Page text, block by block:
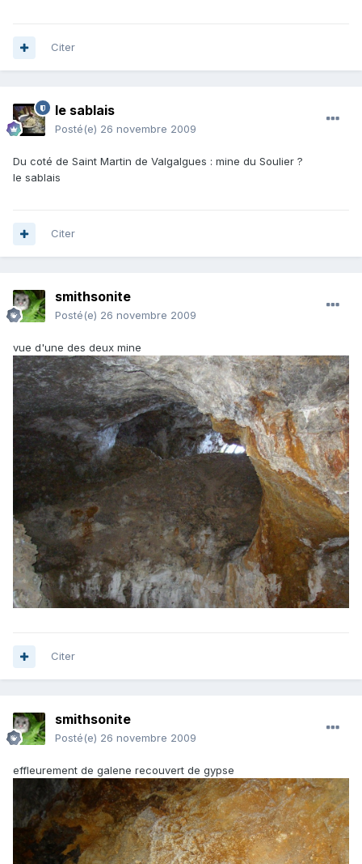
Citer
le sablais
Posté(e) 26 novembre 2009
Du coté de Saint Martin de Valgalgues : mine du Soulier ?
le sablais
Citer
smithsonite
Posté(e) 26 novembre 2009
vue d'une des deux mine
Citer
smithsonite
Posté(e) 26 novembre 2009
effleurement de galene recouvert de gypse